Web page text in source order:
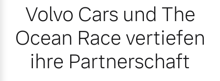
Volvo Cars und The
Ocean Race vertiefen
ihre Partnerschaft